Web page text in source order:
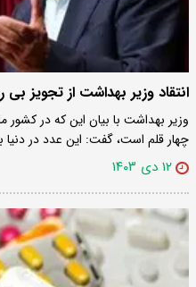
انتقاد وزیر بهداشت از تجویز بی
وزیر بهداشت با بیان این که در
چهار قلم است، گفت: این عدد در دنیا بین ۱.۵
۱۲ دی ۱۴۰۳